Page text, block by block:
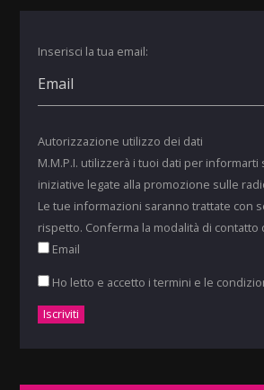
Inserisci la tua email:
Autorizzazione utilizzo dei dati
M.M.P.I. utilizzerà i tuoi dati per
iniziative legate alla promozione sulle
Le tue informazioni saranno trattate con
rispetto. Conferma la modalità di contatto
Email
Ho letto e accetto i termini e le